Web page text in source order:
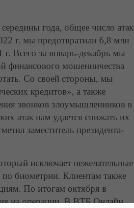
года, общее число атак
г. мы предотвратили 6,8 млн
Всего за январь-декабрь мы
финансового мошенничества
Со своей стороны, мы
кредитов», а также
звонков злоумышленников в
атак нам удается снижать их
заместитель президента-
исключает нежелательные
биометрии. Клиентам также
По итогам октября в
на операции. В ВТБ Онлайн